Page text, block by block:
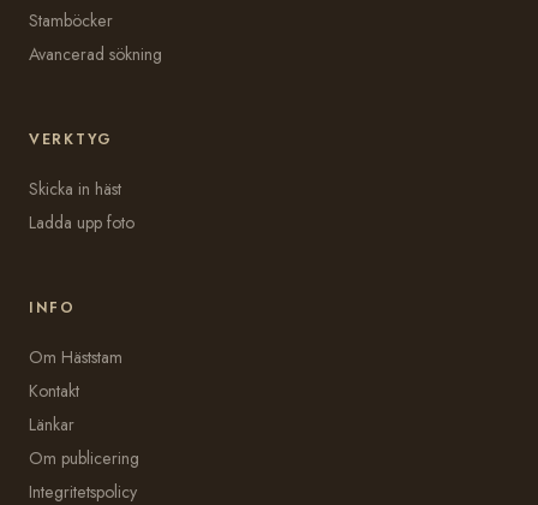
Stamböcker
Avancerad sökning
VERKTYG
Skicka in häst
Ladda upp foto
INFO
Om Häststam
Kontakt
Länkar
Om publicering
Integritetspolicy